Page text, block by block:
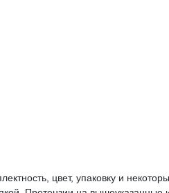
цвет, упаковку и